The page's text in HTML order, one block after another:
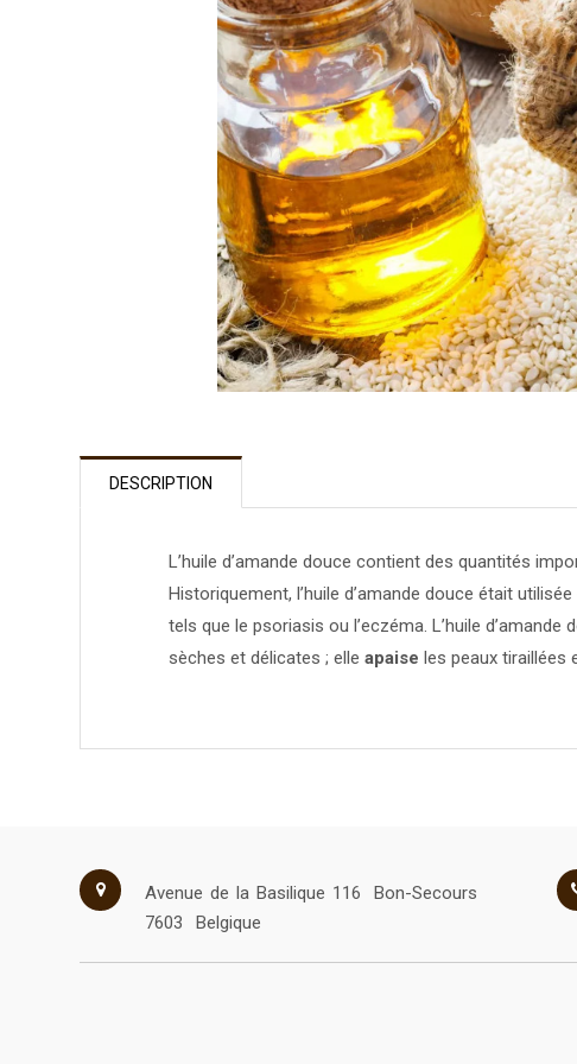
DESCRIPTION
L’huile d’amande douce contient des quantités
Historiquement, l’huile d’amande douce était
tels que le psoriasis ou l’eczéma. L’huile d’amande
sèches et délicates ; elleapaise les peaux tiraillées
Avenue de la Basilique 116
Bon-Secours
7603
Belgique